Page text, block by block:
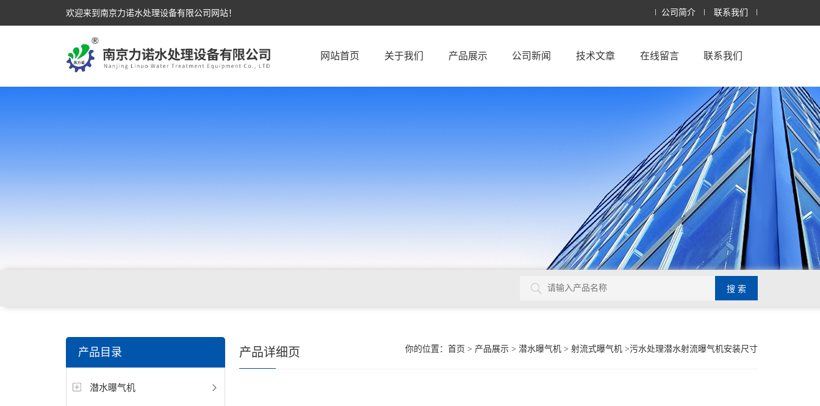
欢迎来到南京力诺水处理设备有限公司网站！ 公司简介 联系我们
网站首页 关于我们 产品展示 公司新闻 技术文章 在线留言 联系我们
器，刮/吸泥机等水处理设备
产品目录
潜水曝气机
你的位置： 首页 > 产品展示 > 潜水曝气机 > 射流式曝气机 >污水处理潜水射流曝气机安装尺寸
产品详细页